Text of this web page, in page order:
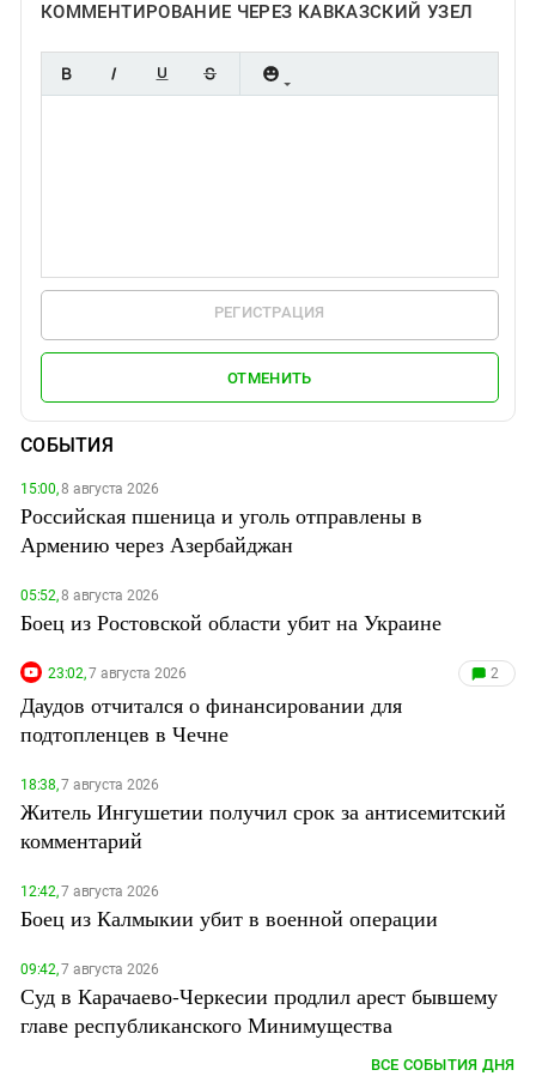
КОММЕНТИРОВАНИЕ ЧЕРЕЗ КАВКАЗСКИЙ УЗЕЛ
РЕГИСТРАЦИЯ
ОТМЕНИТЬ
СОБЫТИЯ
15:00,8 августа 2026
Российская пшеница и уголь отправлены в
Армению через Азербайджан
05:52,8 августа 2026
Боец из Ростовской области убит на Украине
23:02,7 августа 2026 2
Даудов отчитался о финансировании для
подтопленцев в Чечне
18:38,7 августа 2026
Житель Ингушетии получил срок за антисемитский
комментарий
12:42,7 августа 2026
Боец из Калмыкии убит в военной операции
09:42,7 августа 2026
Суд в Карачаево-Черкесии продлил арест бывшему
главе республиканского Минимущества
ВСЕ СОБЫТИЯ ДНЯ